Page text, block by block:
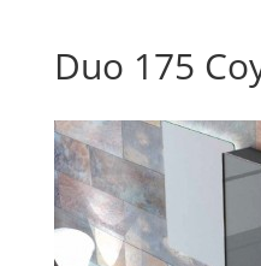
Duo 175